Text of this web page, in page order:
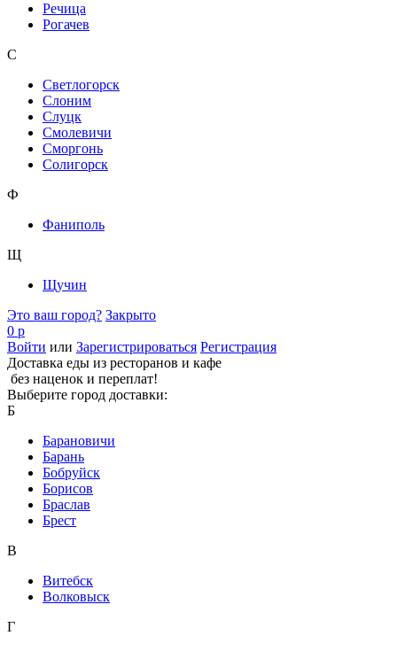
Речица
Рогачев
С
Светлогорск
Слоним
Слуцк
Смолевичи
Сморгонь
Солигорск
Ф
Фаниполь
Щ
Щучин
Это ваш город? Закрыто
0 р
Войти или Зарегистрироваться Регистрация
Доставка еды из ресторанов и кафе
без наценок и переплат!
Выберите город доставки:
Б
Барановичи
Барань
Бобруйск
Борисов
Браслав
Брест
В
Витебск
Волковыск
Г